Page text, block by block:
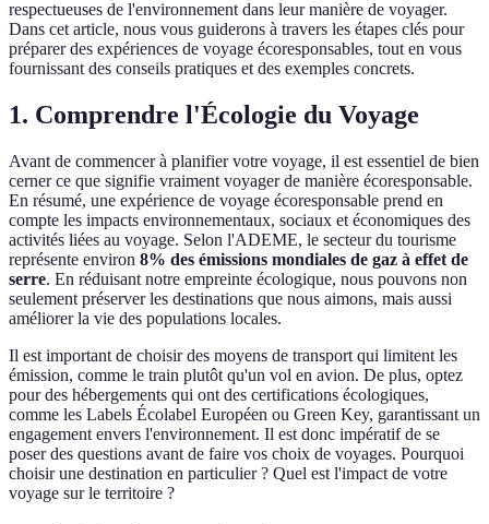
respectueuses de l'environnement dans leur manière de voyager.
Dans cet article, nous vous guiderons à travers les étapes clés pour
préparer des expériences de voyage écoresponsables, tout en vous
fournissant des conseils pratiques et des exemples concrets.
1. Comprendre l'Écologie du Voyage
Avant de commencer à planifier votre voyage, il est essentiel de bien
cerner ce que signifie vraiment voyager de manière écoresponsable.
En résumé, une expérience de voyage écoresponsable prend en
compte les impacts environnementaux, sociaux et économiques des
activités liées au voyage. Selon l'ADEME, le secteur du tourisme
représente environ 8% des émissions mondiales de gaz à effet de
serre. En réduisant notre empreinte écologique, nous pouvons non
seulement préserver les destinations que nous aimons, mais aussi
améliorer la vie des populations locales.
Il est important de choisir des moyens de transport qui limitent les
émission, comme le train plutôt qu'un vol en avion. De plus, optez
pour des hébergements qui ont des certifications écologiques,
comme les Labels Écolabel Européen ou Green Key, garantissant un
engagement envers l'environnement. Il est donc impératif de se
poser des questions avant de faire vos choix de voyages. Pourquoi
choisir une destination en particulier ? Quel est l'impact de votre
voyage sur le territoire ?